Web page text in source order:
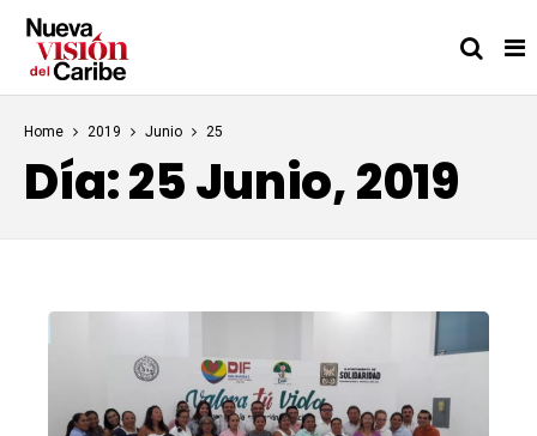
Home 2019 Junio 25
Día:25 Junio, 2019